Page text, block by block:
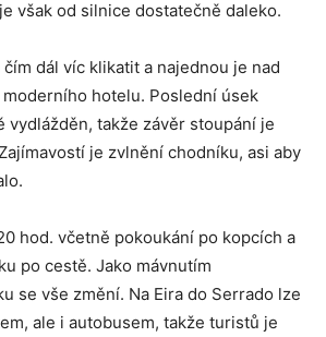
však od silnice dostatečně daleko.
dál víc klikatit a najednou je nad
hotelu. Poslední úsek
vydlážděn, takže závěr stoupání je
je zvlnění chodníku, asi aby
hod. včetně pokoukání po kopcích a
po cestě. Jako mávnutím
se vše změní. Na Eira do Serrado lze
ale i autobusem, takže turistů je